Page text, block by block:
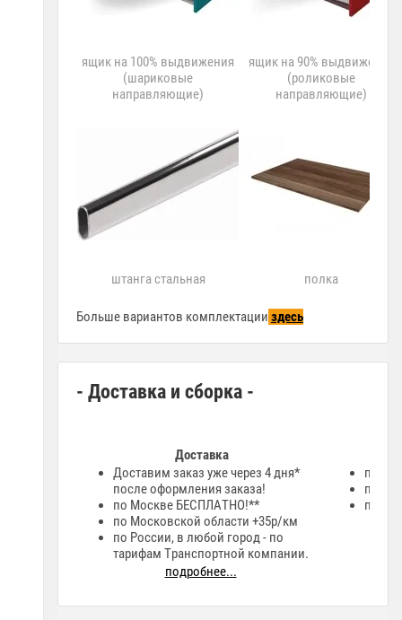
ящик на 100% выдвижения
(шариковые
направляющие)
ящик на 90% выдвижения
(роликовые
направляющие)
штанга стальная полка
Больше вариантов комплектации здесь
- Доставка и сборка -
Доставка
Доставим заказ уже через 4 дня*
после оформления заказа!
по Москве БЕСПЛАТНО!**
по Московской области +35р/км
по России, в любой город - по
тарифам Транспортной компании.
при
по
по
подробнее...